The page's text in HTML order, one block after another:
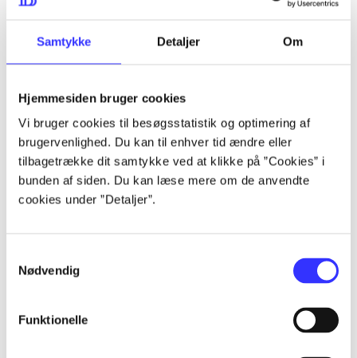
Samtykke Detaljer Om
Hjemmesiden bruger cookies
Vi bruger cookies til besøgsstatistik og optimering af
brugervenlighed. Du kan til enhver tid ændre eller
tilbagetrække dit samtykke ved at klikke på ”Cookies” i
bunden af siden. Du kan læse mere om de anvendte
cookies under ”Detaljer”.
Nødvendig
Funktionelle
lorem ipsum dolor sit amet ...
lorem ipsum dolor sit amet ...
lorem ipsum dolor sit amet ...
lorem ipsum dolor sit amet ...
lorem ipsum dolor sit amet ...
lorem ipsum dolor sit amet ...
lorem ipsum dolor sit amet ...
lorem ipsum dolor sit amet ...
lorem ipsum dolor sit amet ...